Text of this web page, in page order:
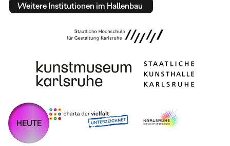
Weitere Institutionen im Hallenbau
HEUTE